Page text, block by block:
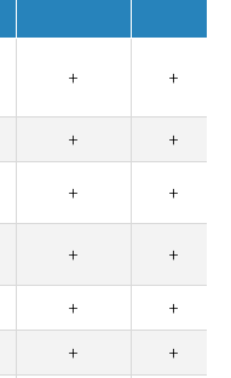
+ +
+
+
+ +
+ +
+
+
+
+